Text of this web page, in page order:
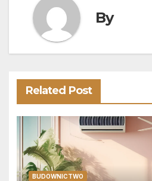
By
Related Post
BUDOWNICTWO